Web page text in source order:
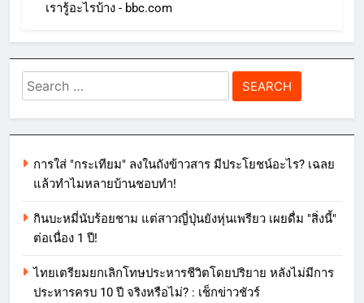
เรารู้อะไรบ้าง - bbc.com
Search
for:
การใส่ "กระเทียม" ลงในถังข้าวสาร มีประโยชน์อะไร? เฉลย
แล้วทำไมหลายบ้านชอบทำ!
กินบะหมี่นับร้อยชาม แต่สาวญี่ปุ่นยังหุ่นเพรียว เผยดื่ม "สิ่งนี้"
ต่อเนื่อง 1 ปี!
ไทยเตรียมยกเลิกโทษประหารชีวิตโดยปริยาย หลังไม่มีการ
ประหารครบ 10 ปี จริงหรือไม่? : เช็กข่าวชัวร์